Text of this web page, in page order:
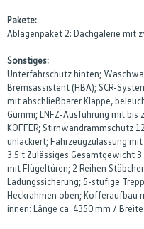
Pakete:
Ablagenpaket 2: Dachgalerie mit
Sonstiges:
Unterfahrschutz hinten;
Bremsassistent (HBA); SCR-
mit abschließbarer Klappe,
Gummi; LNFZ-Ausführung mit
KOFFER; Stirnwandrammschutz
unlackiert; Fahrzeugzulassung
3,5 t Zulässiges Gesamtgewicht
mit Flügeltüren; 2 Reihen
Ladungssicherung; 5-stufige
Heckrahmen oben; Kofferaufbau
innen: Länge ca. 4350 mm /